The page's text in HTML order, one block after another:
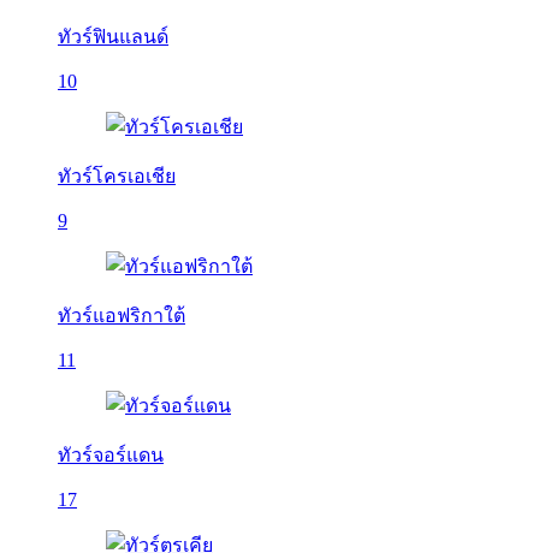
ทัวร์ฟินแลนด์
10
ทัวร์โครเอเชีย
9
ทัวร์แอฟริกาใต้
11
ทัวร์จอร์แดน
17